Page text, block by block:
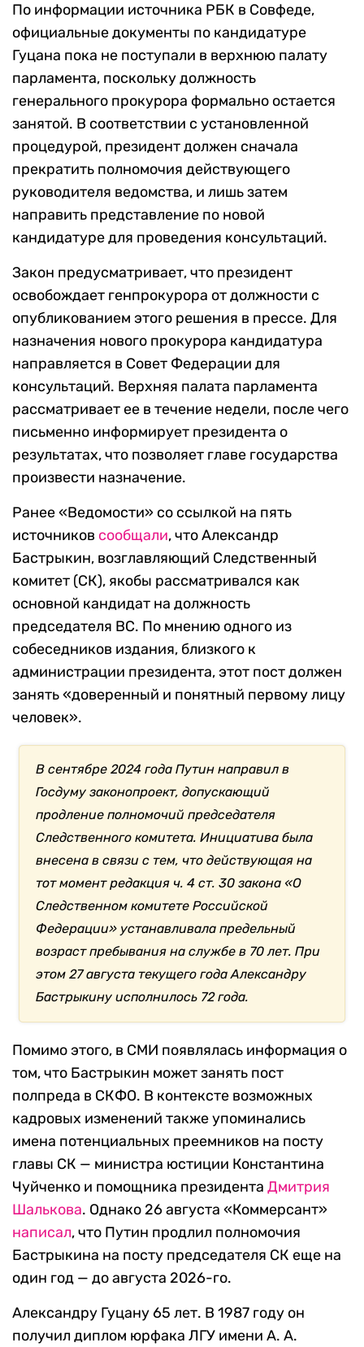
По информации источника РБК в Совфеде,
официальные документы по кандидатуре
Гуцана пока не поступали в верхнюю палату
парламента, поскольку должность
генерального прокурора формально остается
занятой. В соответствии с установленной
процедурой, президент должен сначала
прекратить полномочия действующего
руководителя ведомства, и лишь затем
направить представление по новой
кандидатуре для проведения консультаций.
Закон предусматривает, что президент
освобождает генпрокурора от должности с
опубликованием этого решения в прессе. Для
назначения нового прокурора кандидатура
направляется в Совет Федерации для
консультаций. Верхняя палата парламента
рассматривает ее в течение недели, после чего
письменно информирует президента о
результатах, что позволяет главе государства
произвести назначение.
Ранее «Ведомости» со ссылкой на пять
источников сообщали, что Александр
Бастрыкин, возглавляющий Следственный
комитет (СК), якобы рассматривался как
основной кандидат на должность
председателя ВС. По мнению одного из
собеседников издания, близкого к
администрации президента, этот пост должен
занять «доверенный и понятный первому лицу
человек».
В сентябре 2024 года Путин направил в
Госдуму законопроект, допускающий
продление полномочий председателя
Следственного комитета. Инициатива была
внесена в связи с тем, что действующая на
тот момент редакция ч. 4 ст. 30 закона «О
Следственном комитете Российской
Федерации» устанавливала предельный
возраст пребывания на службе в 70 лет. При
этом 27 августа текущего года Александру
Бастрыкину исполнилось 72 года.
Помимо этого, в СМИ появлялась информация о
том, что Бастрыкин может занять пост
полпреда в СКФО. В контексте возможных
кадровых изменений также упоминались
имена потенциальных преемников на посту
главы СК — министра юстиции Константина
Чуйченко и помощника президента Дмитрия
Шалькова. Однако 26 августа «Коммерсант»
написал, что Путин продлил полномочия
Бастрыкина на посту председателя СК еще на
один год — до августа 2026-го.
Александру Гуцану 65 лет. В 1987 году он
получил диплом юрфака ЛГУ имени А. А.